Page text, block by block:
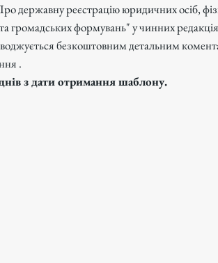
державну реєстрацію юридичних осіб,
громадських формувань" у чинних
безкоштовним детальним
.
з дати отримання шаблону.